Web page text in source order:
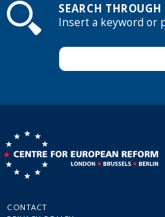
SEARCH THROUGH
Insert a keyword or
CONTACT